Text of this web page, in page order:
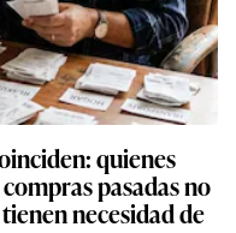
quienes
pasadas no
necesidad de